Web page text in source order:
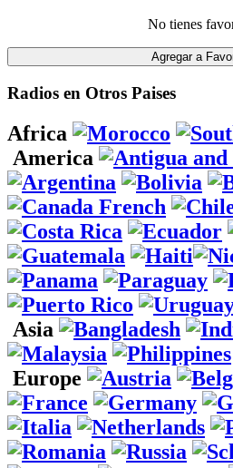
No tienes
Radios en Otros Paises
Africa
America
Asia
Europe